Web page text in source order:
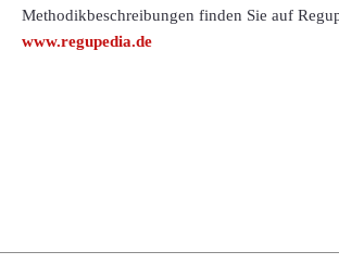
Methodikbeschreibungen finden Sie auf
www.regupedia.de